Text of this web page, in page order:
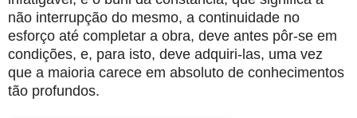
não interrupção do mesmo, a continuidade no
esforço até completar a obra, deve antes pôr-se em
condições, e, para isto, deve adquiri-las, uma vez
que a maioria carece em absoluto de conhecimentos
tão profundos.